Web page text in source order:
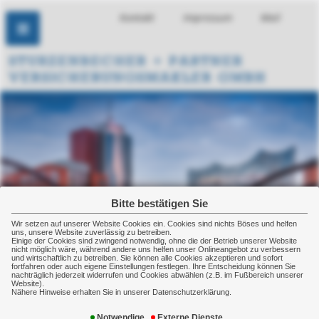
Bitte bestätigen Sie
Wir setzen auf unserer Website Cookies ein. Cookies sind nichts Böses und helfen
uns, unsere Website zuverlässig zu betreiben.
Einige der Cookies sind zwingend notwendig, ohne die der Betrieb unserer Website
nicht möglich wäre, während andere uns helfen unser Onlineangebot zu verbessern
und wirtschaftlich zu betreiben. Sie können alle Cookies akzeptieren und sofort
fortfahren oder auch eigene Einstellungen festlegen. Ihre Entscheidung können Sie
nachträglich jederzeit widerrufen und Cookies abwählen (z.B. im Fußbereich unserer
Website).
Nähere Hinweise erhalten Sie in unserer Datenschutzerklärung.
Kontakt Impressum Mail